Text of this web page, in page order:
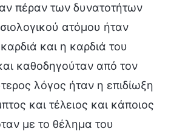
πέραν των δυνατοτήτων
ατόμου ήταν
και η καρδιά του
καθοδηγούταν από τον
λόγος ήταν η επιδίωξη
και τέλειος και κάποιος
με το θέλημα του